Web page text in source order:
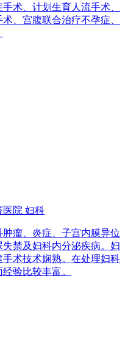
术、计划生育人流手术、
、宫腹联合治疗不孕症、
医院 妇科
瘤、炎症、子宫内膜异位
禁及妇科内分泌疾病。妇
术技术娴熟。在处理妇科
验比较丰富。